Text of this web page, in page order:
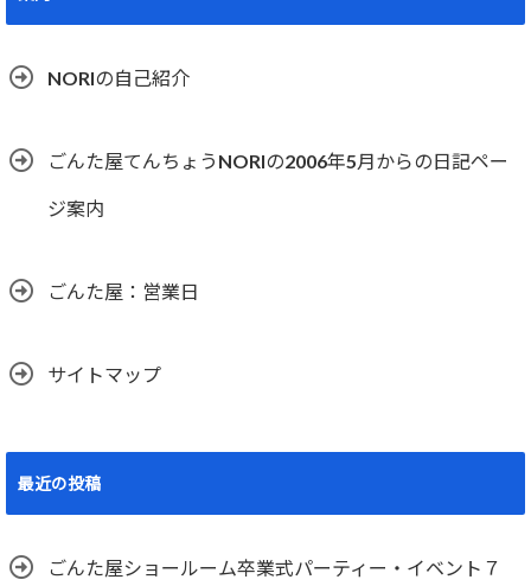
NORIの自己紹介
ごんた屋てんちょうNORIの2006年5月からの日記ペー
ジ案内
ごんた屋：営業日
サイトマップ
最近の投稿
ごんた屋ショールーム卒業式パーティー・イベント７